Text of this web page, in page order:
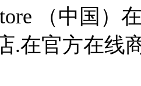
（中国）
.在官方在线